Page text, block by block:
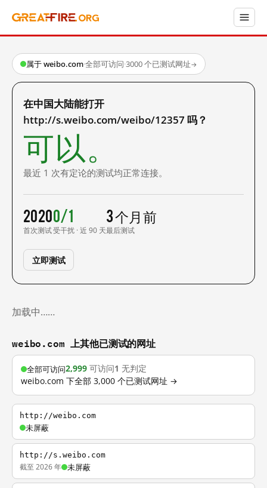
属于 weibo.com·全部可访问·3000 个已测试网址→
在中国大陆能打开
http://s.weibo.com/weibo/12357 吗？
可以。
最近 1 次有定论的测试均正常连接。
2020
首次测试
0/1
受干扰 · 近 90 天
3 个月前
最后测试
立即测试
加载中……
weibo.com 上其他已测试的网址
全部可访问2,999 可访问1 无判定
weibo.com 下全部 3,000 个已测试网址 →
http://weibo.com
未屏蔽
http://s.weibo.com
截至 2026 年 未屏蔽